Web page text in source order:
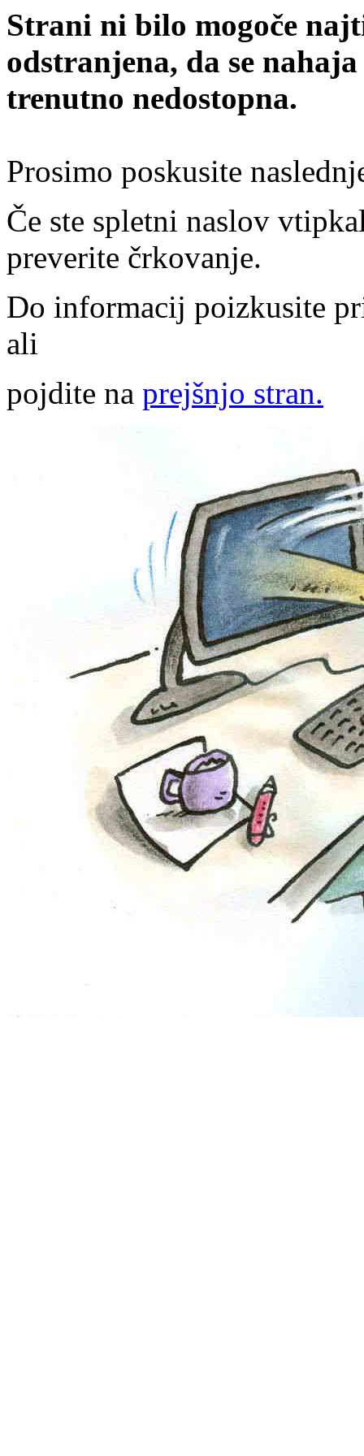
Strani ni bilo mogoče
odstranjena, da se
trenutno nedostopna.
Prosimo poskusite
Če ste spletni naslov
preverite črkovanje.
Do informacij poizkusite
ali
pojdite na prejšnjo stran.